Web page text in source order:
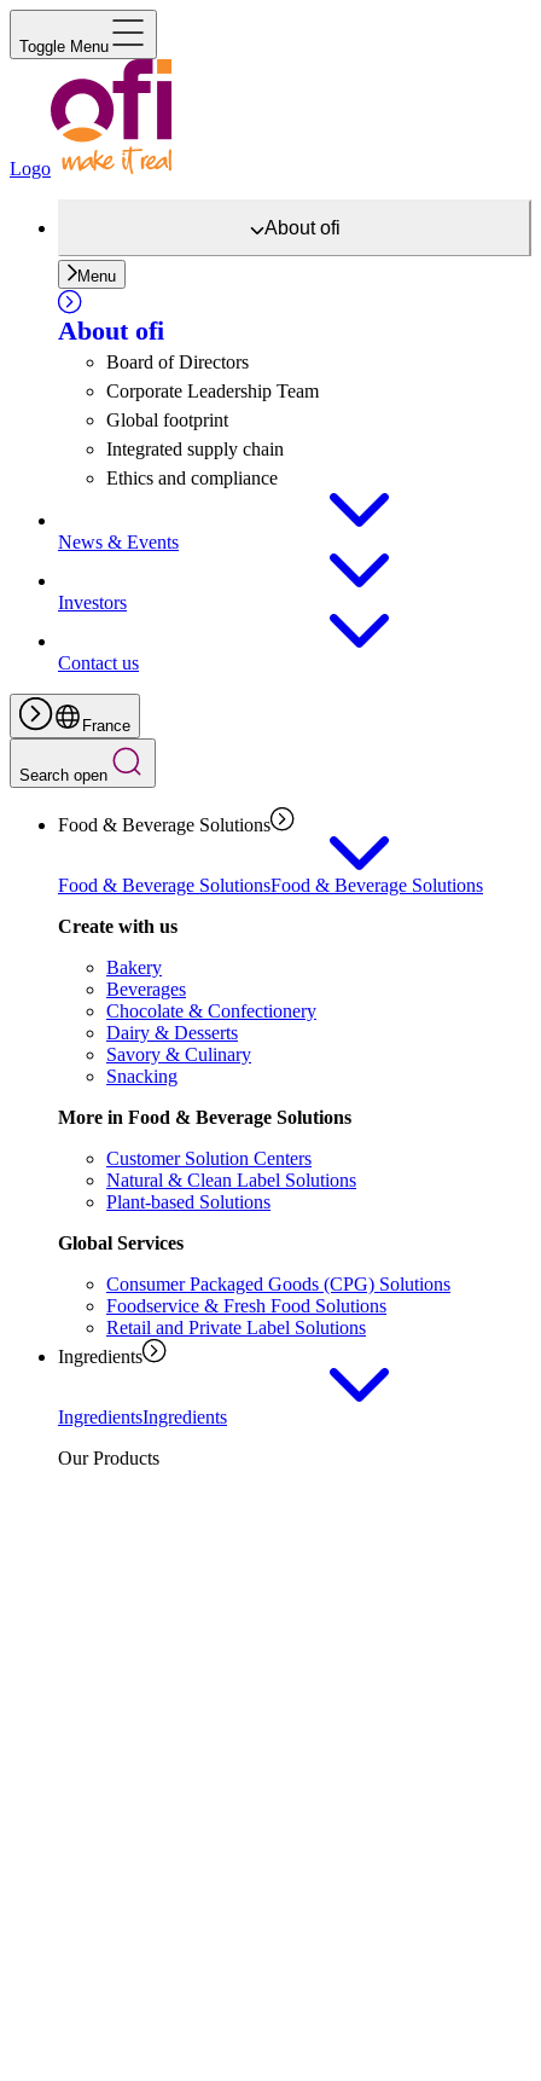
Toggle Menu
Logo
Aboutofi
Menu
About ofi
Board of Directors
Corporate Leadership Team
Global footprint
Integrated supply chain
Ethics and compliance
News & Events
Investors
Contact us
France
Search open
Food & Beverage Solutions
Food & Beverage SolutionsFood & Beverage Solutions
Create with us
Bakery
Beverages
Chocolate & Confectionery
Dairy & Desserts
Savory & Culinary
Snacking
More in Food & Beverage Solutions
Customer Solution Centers
Natural & Clean Label Solutions
Plant-based Solutions
Global Services
Consumer Packaged Goods (CPG) Solutions
Foodservice & Fresh Food Solutions
Retail and Private Label Solutions
Ingredients
IngredientsIngredients
Our Products